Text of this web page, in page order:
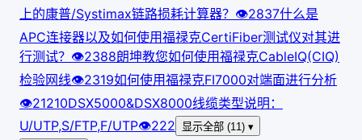
上的康普/Systimax链路损耗计算器？ 👁2837什么是
APC连接器以及如何使用福禄克CertiFiber测试仪对其进
行测试？ 👁2388朗坤教您如何使用福禄克CableIQ(CIQ)
检验网线👁2319如何使用福禄克FI7000对端面进行分析
👁21210DSX5000&DSX8000线缆类型说明：
U/UTP,S/FTP,F/UTP👁222
显示全部 (11) ▾